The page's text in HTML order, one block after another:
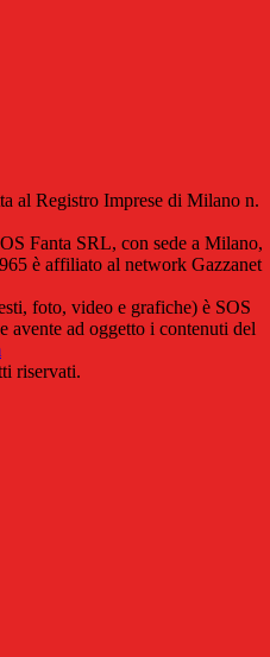
al Registro Imprese di Milano n.
Fanta SRL, con sede a Milano,
è affiliato al network Gazzanet
foto, video e grafiche) è SOS
avente ad oggetto i contenuti del
riservati.